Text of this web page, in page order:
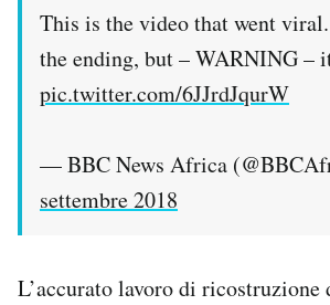
This is the video that went
the ending, but – WARNING –
pic.twitter.com/6JJrdJqurW
— BBC News Africa
settembre 2018
L’accurato lavoro di ricostruzione